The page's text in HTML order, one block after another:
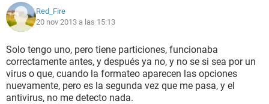
Red_Fire
20 nov 2013 a las 15:13
Solo tengo uno, pero tiene particiones, funcionaba
correctamente antes, y después ya no, y no se si sea por un
virus o que, cuando la formateo aparecen las opciones
nuevamente, pero es la segunda vez que me pasa, y el
antivirus, no me detecto nada.